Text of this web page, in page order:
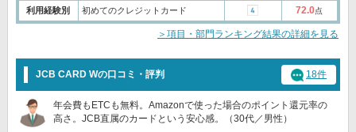
利用経験別 初めてのクレジットカード 72.0点
＞項目・部門ランキング結果の詳細を見る
JCB CARD Wの口コミ・評判 18件
年会費もETCも無料。Amazonで使った場合のポイント還元率の
高さ。JCB直属のカードという安心感。（30代／男性）